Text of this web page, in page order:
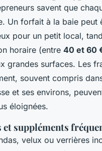
savent que
Un forfait à la baie peut
pour un petit local,
horaire (entre 40 et 60
grandes surfaces. Les
souvent compris
et ses environs,
éloignées.
suppléments
velux ou verrières